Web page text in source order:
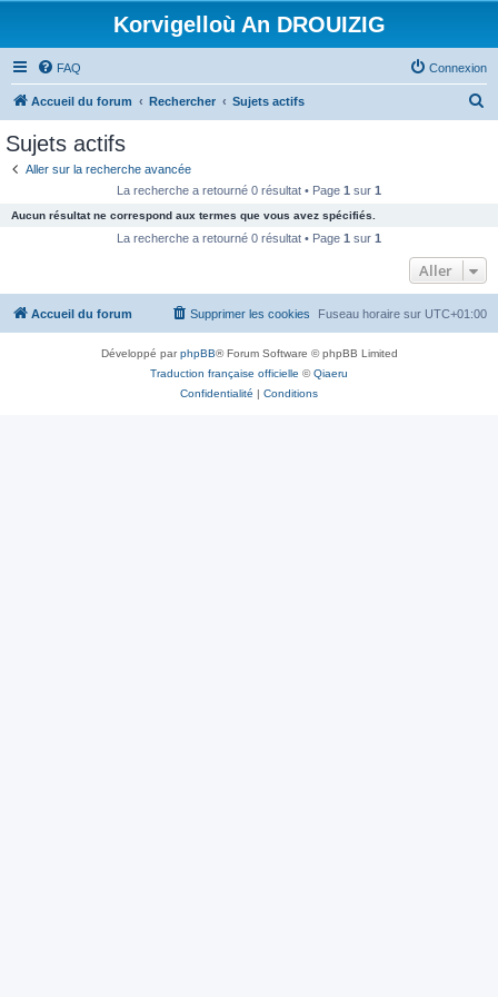
Korvigelloù An DROUIZIG
FAQ Connexion
Accueil du forum Rechercher Sujets actifs
c
e
Sujets actifs
Aller sur la recherche avancée
La recherche a retourné 0 résultat • Page 1 sur 1
Aucun résultat ne correspond aux termes que vous avez spécifiés.
La recherche a retourné 0 résultat • Page 1 sur 1
Aller
Accueil du forum Fuseau horaire sur UTC+01:00
Supprimer les cookies
Développé parphpBB® Forum Software © phpBB Limited
Traduction française officielle ©Qiaeru
Confidentialité | Conditions